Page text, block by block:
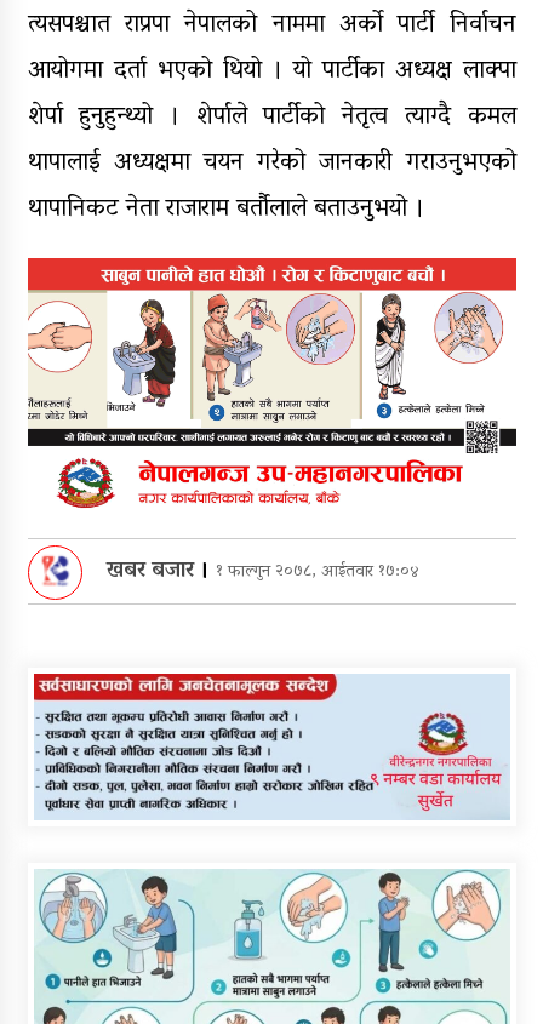
त्यसपश्चात राप्रपा नेपालको नाममा अर्को पार्टी निर्वाचन
आयोगमा दर्ता भएको थियो । यो पार्टीका अध्यक्ष लाक्पा
शेर्पा हुनुहुन्थ्यो । शेर्पाले पार्टीको नेतृत्व त्याग्दै कमल
थापालाई अध्यक्षमा चयन गरेको जानकारी गराउनुभएको
थापानिकट नेता राजाराम बर्तौलाले बताउनुभयो ।
खबर बजार। १ फाल्गुन २०७८, आईतवार १७:०४